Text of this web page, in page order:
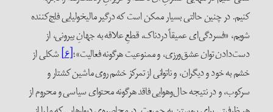
کنیم. در چنین حالتی بسیار ممکن است که درگیر مالیخولیایی فلج‌کننده
شویم، «فسردگی‌ای عمیقاً دردناک، قطعِ علاقه به جهانِ بیرونی، از
دست‌دادن توان عشق‌ورزی، و ممنوعیت هرگونه فعالیت»؛[۶] شکلی از
خشم به خود و دیگران، و ناتوانی از تمرکز خشم روی ماشین کشتار و
سرکوب، و در نتیجه‌ حال‌وهوایی فاقد هرگونه محتوای سیاسی و محروم از